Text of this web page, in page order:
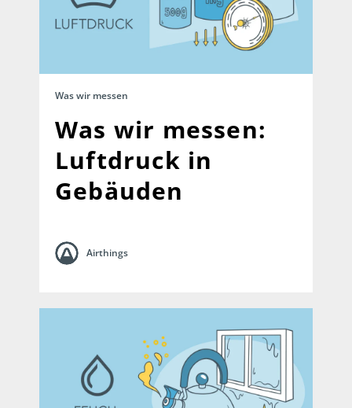
Was wir messen
Was wir messen:
Luftdruck in
Gebäuden
Airthings